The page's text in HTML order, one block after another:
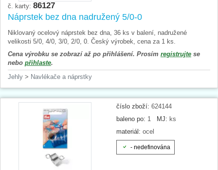
č. karty: 86127
Náprstek bez dna nadružený 5/0-0
Niklovaný ocelový náprstek bez dna, 36 ks v balení, nadružené
velikosti 5/0, 4/0, 3/0, 2/0, 0. Český výrobek, cena za 1 ks.
Cena výrobku se zobrazí až po přihlášení. Prosím registrujte se
nebo přihlaste.
Jehly > Navlékače a náprstky
číslo zboží: 624144
baleno po: 1 MJ: ks
materiál: ocel
- nedefinována